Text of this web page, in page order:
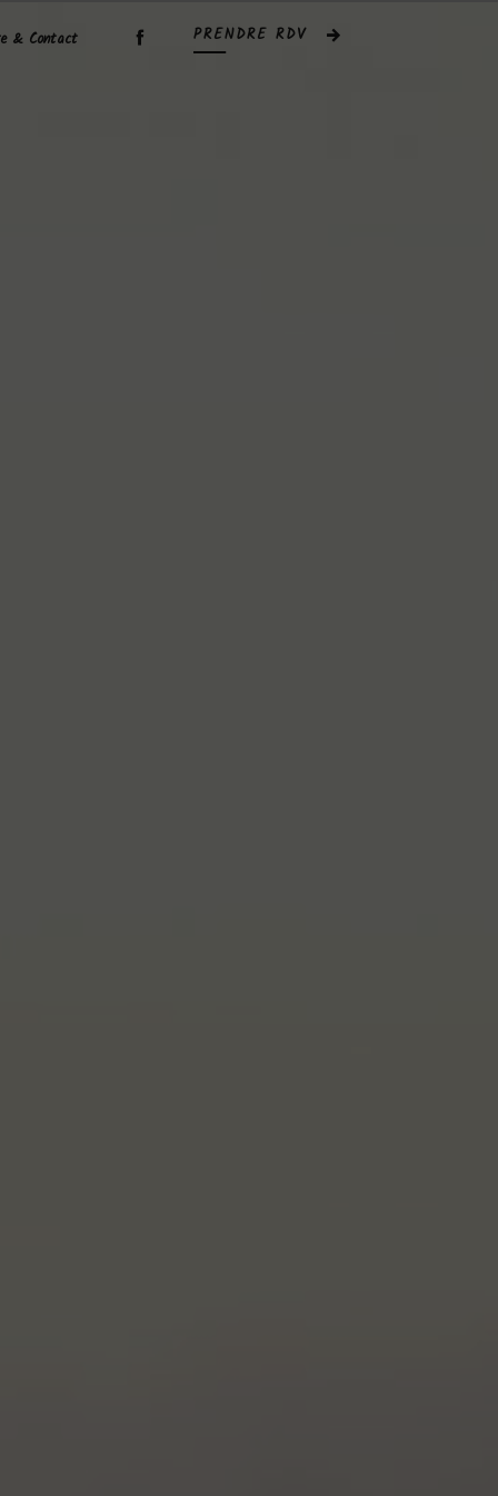
& Contact PRENDRE RDV